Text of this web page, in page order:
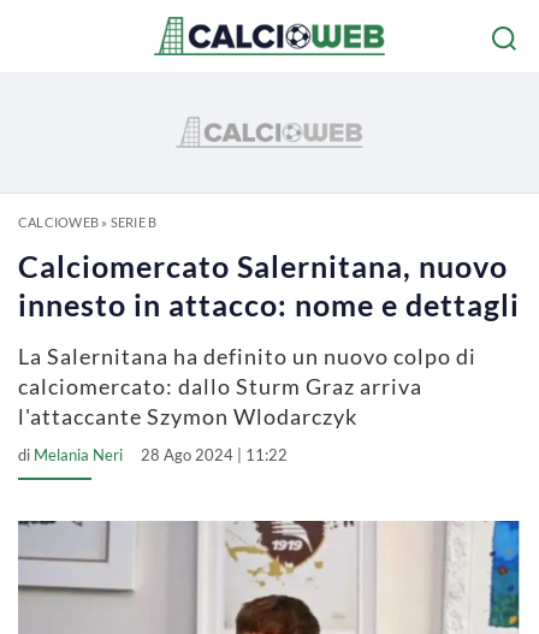
CALCIOWEB» SERIE B
Calciomercato Salernitana, nuovo
innesto in attacco: nome e dettagli
La Salernitana ha definito un nuovo colpo di
calciomercato: dallo Sturm Graz arriva
l'attaccante Szymon Wlodarczyk
di Melania Neri 28 Ago 2024 | 11:22